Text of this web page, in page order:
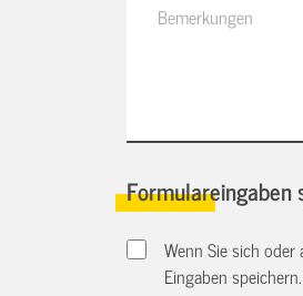
Formulareingaben
Wenn Sie sich
Eingaben